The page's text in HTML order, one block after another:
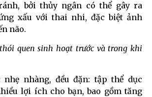
bởi thủy ngân có thể gây ra
xấu với thai nhi, đặc biệt ảnh
não.
quen sinh hoạt trước và trong khi
nhàng, đều đặn: tập thể dục
lợi ích cho bạn, bao gồm tăng